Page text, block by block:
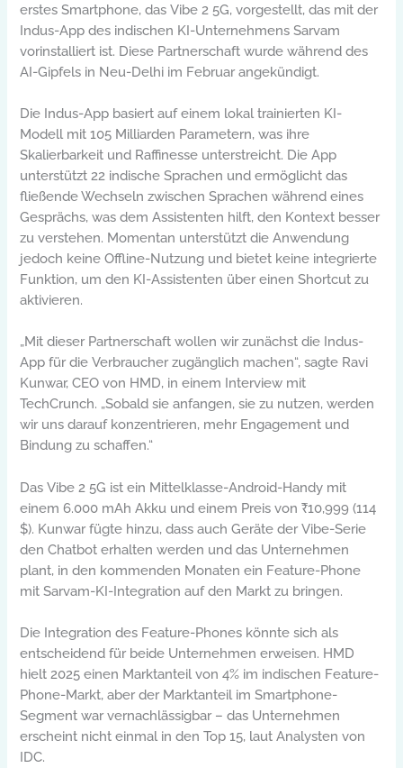
erstes Smartphone, das Vibe 2 5G, vorgestellt, das mit der
Indus-App des indischen KI-Unternehmens Sarvam
vorinstalliert ist. Diese Partnerschaft wurde während des
AI-Gipfels in Neu-Delhi im Februar angekündigt.
Die Indus-App basiert auf einem lokal trainierten KI-
Modell mit 105 Milliarden Parametern, was ihre
Skalierbarkeit und Raffinesse unterstreicht. Die App
unterstützt 22 indische Sprachen und ermöglicht das
fließende Wechseln zwischen Sprachen während eines
Gesprächs, was dem Assistenten hilft, den Kontext besser
zu verstehen. Momentan unterstützt die Anwendung
jedoch keine Offline-Nutzung und bietet keine integrierte
Funktion, um den KI-Assistenten über einen Shortcut zu
aktivieren.
„Mit dieser Partnerschaft wollen wir zunächst die Indus-
App für die Verbraucher zugänglich machen“, sagte Ravi
Kunwar, CEO von HMD, in einem Interview mit
TechCrunch. „Sobald sie anfangen, sie zu nutzen, werden
wir uns darauf konzentrieren, mehr Engagement und
Bindung zu schaffen.“
Das Vibe 2 5G ist ein Mittelklasse-Android-Handy mit
einem 6.000 mAh Akku und einem Preis von ₹10,999 (114
$). Kunwar fügte hinzu, dass auch Geräte der Vibe-Serie
den Chatbot erhalten werden und das Unternehmen
plant, in den kommenden Monaten ein Feature-Phone
mit Sarvam-KI-Integration auf den Markt zu bringen.
Die Integration des Feature-Phones könnte sich als
entscheidend für beide Unternehmen erweisen. HMD
hielt 2025 einen Marktanteil von 4% im indischen Feature-
Phone-Markt, aber der Marktanteil im Smartphone-
Segment war vernachlässigbar – das Unternehmen
erscheint nicht einmal in den Top 15, laut Analysten von
IDC.